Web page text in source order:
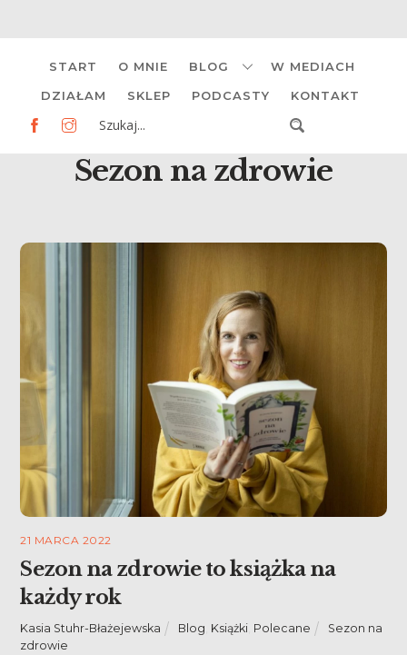
content
START O MNIE BLOG W MEDIACH
DZIAŁAM SKLEP PODCASTY KONTAKT
Sezon na zdrowie
21 MARCA 2022
Sezon na zdrowie to książka na
każdy rok
Kasia Stuhr-Błażejewska Blog Książki Polecane
Sezon na
zdrowie